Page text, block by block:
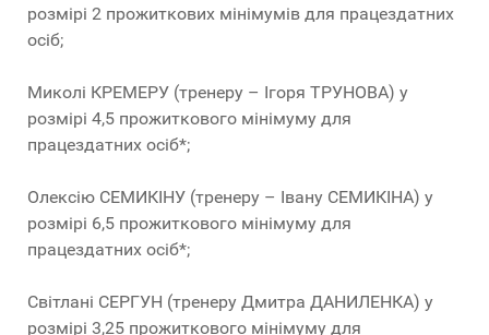
розмірі 2 прожиткових мінімумів для працездатних
осіб;
Миколі КРЕМЕРУ (тренеру – Ігоря ТРУНОВА) у
розмірі 4,5 прожиткового мінімуму для
працездатних осіб*;
Олексію СЕМИКІНУ (тренеру – Івану СЕМИКІНА) у
розмірі 6,5 прожиткового мінімуму для
працездатних осіб*;
Світлані СЕРГУН (тренеру Дмитра ДАНИЛЕНКА) у
розмірі 3,25 прожиткового мінімуму для